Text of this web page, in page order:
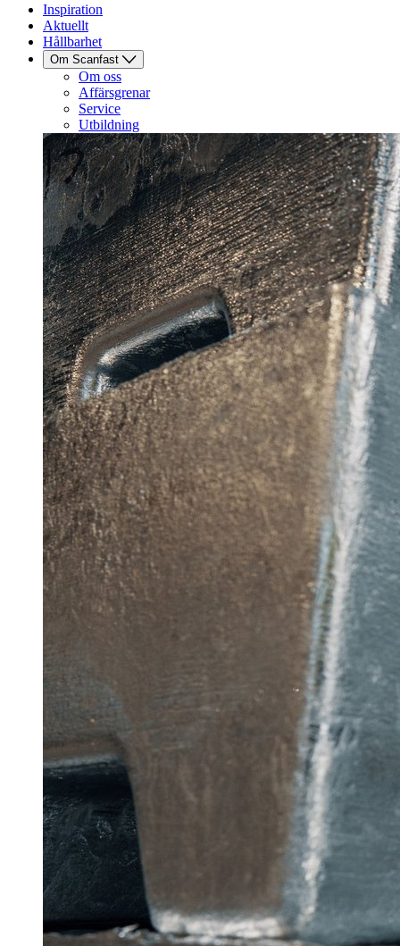
Inspiration
Aktuellt
Hållbarhet
Om Scanfast
Om oss
Affärsgrenar
Service
Utbildning